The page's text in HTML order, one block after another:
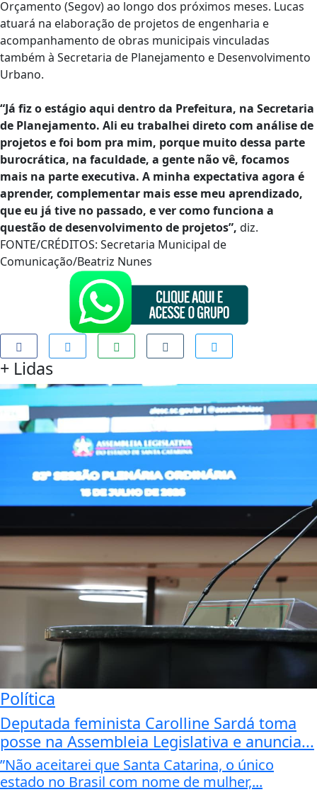
Orçamento (Segov) ao longo dos próximos meses. Lucas
atuará na elaboração de projetos de engenharia e
acompanhamento de obras municipais vinculadas
também à Secretaria de Planejamento e Desenvolvimento
Urbano.
“Já fiz o estágio aqui dentro da Prefeitura, na Secretaria
de Planejamento. Ali eu trabalhei direto com análise de
projetos e foi bom pra mim, porque muito dessa parte
burocrática, na faculdade, a gente não vê, focamos
mais na parte executiva. A minha expectativa agora é
aprender, complementar mais esse meu aprendizado,
que eu já tive no passado, e ver como funciona a
questão de desenvolvimento de projetos”, diz.
FONTE/CRÉDITOS: Secretaria Municipal de
Comunicação/Beatriz Nunes
+ Lidas
Política
Deputada feminista Carolline Sardá toma
posse na Assembleia Legislativa e anuncia...
”Não aceitarei que Santa Catarina, o único
estado no Brasil com nome de mulher,...